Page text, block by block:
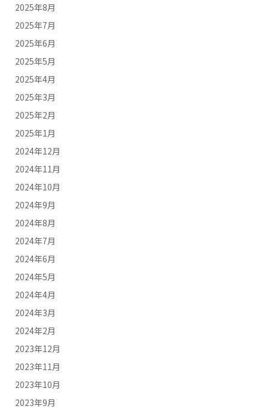
2025年8月
2025年7月
2025年6月
2025年5月
2025年4月
2025年3月
2025年2月
2025年1月
2024年12月
2024年11月
2024年10月
2024年9月
2024年8月
2024年7月
2024年6月
2024年5月
2024年4月
2024年3月
2024年2月
2023年12月
2023年11月
2023年10月
2023年9月